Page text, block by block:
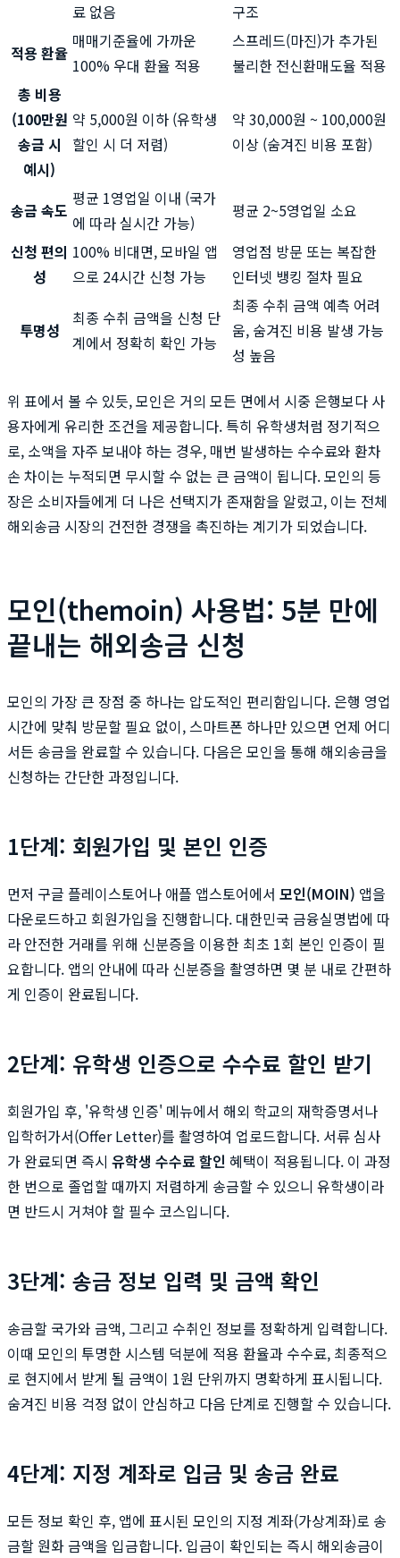
료 없음
구조
적용 환율
매매기준율에 가까운
100% 우대 환율 적용
스프레드(마진)가 추가된
불리한 전신환매도율 적용
총 비용
(100만원
송금 시
예시)
약 5,000원 이하 (유학생
할인 시 더 저렴)
약 30,000원 ~ 100,000원
이상 (숨겨진 비용 포함)
송금 속도
평균 1영업일 이내 (국가
에 따라 실시간 가능)
평균 2~5영업일 소요
신청 편의
성
100% 비대면, 모바일 앱
으로 24시간 신청 가능
영업점 방문 또는 복잡한
인터넷 뱅킹 절차 필요
투명성
최종 수취 금액을 신청 단
계에서 정확히 확인 가능
최종 수취 금액 예측 어려
움, 숨겨진 비용 발생 가능
성 높음
위 표에서 볼 수 있듯, 모인은 거의 모든 면에서 시중 은행보다 사
용자에게 유리한 조건을 제공합니다. 특히 유학생처럼 정기적으
로, 소액을 자주 보내야 하는 경우, 매번 발생하는 수수료와 환차
손 차이는 누적되면 무시할 수 없는 큰 금액이 됩니다. 모인의 등
장은 소비자들에게 더 나은 선택지가 존재함을 알렸고, 이는 전체
해외송금 시장의 건전한 경쟁을 촉진하는 계기가 되었습니다.
모인(themoin) 사용법: 5분 만에
끝내는 해외송금 신청
모인의 가장 큰 장점 중 하나는 압도적인 편리함입니다. 은행 영업
시간에 맞춰 방문할 필요 없이, 스마트폰 하나만 있으면 언제 어디
서든 송금을 완료할 수 있습니다. 다음은 모인을 통해 해외송금을
신청하는 간단한 과정입니다.
1단계: 회원가입 및 본인 인증
먼저 구글 플레이스토어나 애플 앱스토어에서 모인(MOIN) 앱을
다운로드하고 회원가입을 진행합니다. 대한민국 금융실명법에 따
라 안전한 거래를 위해 신분증을 이용한 최초 1회 본인 인증이 필
요합니다. 앱의 안내에 따라 신분증을 촬영하면 몇 분 내로 간편하
게 인증이 완료됩니다.
2단계: 유학생 인증으로 수수료 할인 받기
회원가입 후, '유학생 인증' 메뉴에서 해외 학교의 재학증명서나
입학허가서(Offer Letter)를 촬영하여 업로드합니다. 서류 심사
가 완료되면 즉시 유학생 수수료 할인 혜택이 적용됩니다. 이 과정
한 번으로 졸업할 때까지 저렴하게 송금할 수 있으니 유학생이라
면 반드시 거쳐야 할 필수 코스입니다.
3단계: 송금 정보 입력 및 금액 확인
송금할 국가와 금액, 그리고 수취인 정보를 정확하게 입력합니다.
이때 모인의 투명한 시스템 덕분에 적용 환율과 수수료, 최종적으
로 현지에서 받게 될 금액이 1원 단위까지 명확하게 표시됩니다.
숨겨진 비용 걱정 없이 안심하고 다음 단계로 진행할 수 있습니다.
4단계: 지정 계좌로 입금 및 송금 완료
모든 정보 확인 후, 앱에 표시된 모인의 지정 계좌(가상계좌)로 송
금할 원화 금액을 입금합니다. 입금이 확인되는 즉시 해외송금이